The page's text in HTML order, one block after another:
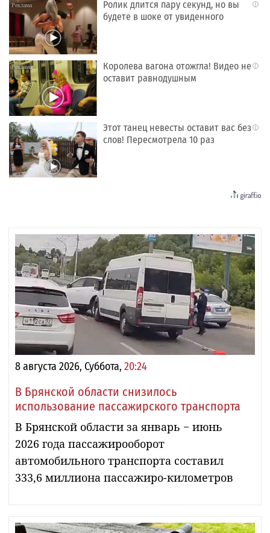
i
Ролик длится пару секунд, но вы
будете в шоке от увиденного
i
Королева вагона отожгла! Видео не
оставит равнодушным
i
Этот танец невесты оставит вас без
слов! Пересмотрела 10 раз
8 августа 2026, Суббота, 20:24
В Брянской области снизилось
использование пассажирского транспорта
В Брянской области за январь − июнь
2026 года пассажирооборот
автомобильного транспорта составил
333,6 миллиона пассажиро-километров